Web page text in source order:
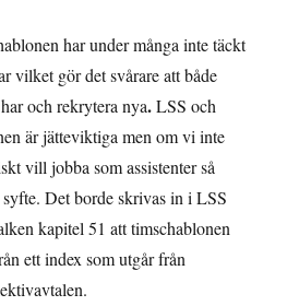
har under många inte täckt
vilket gör det svårare att både
och rekrytera nya.LSS och
är jätteviktiga men om vi inte
vill jobba som assistenter så
Det borde skrivas in i LSS
kapitel 51 att timschablonen
ett index som utgår från